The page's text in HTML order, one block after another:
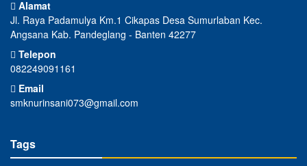
Alamat
Jl. Raya Padamulya Km.1 Cikapas Desa Sumurlaban Kec.
Angsana Kab. Pandeglang - Banten 42277
Telepon
082249091161
Email
smknurinsani073@gmail.com
Tags